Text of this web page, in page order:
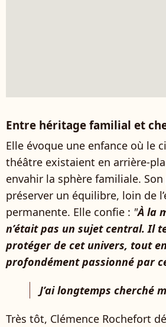
Entre héritage familial et
Elle évoque une enfance où le
théâtre existaient en arrière-
envahir la sphère familiale.
préserver un équilibre, loin de
permanente. Elle confie : "À la
n’était pas un sujet central. Il
protéger de cet univers, tout
profondément passionné par
J’ai longtemps cherché
Très tôt, Clémence Rochefort